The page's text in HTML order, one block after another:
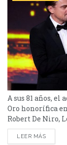
A sus 81 años,
Oro honorífica
Robert De Niro,
entre otras
Cannes en la
LEER MÁS